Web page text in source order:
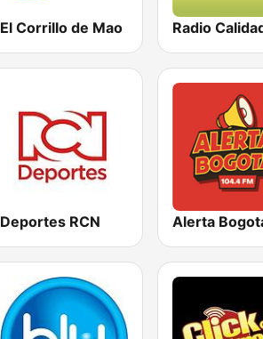
El Corrillo de Mao
Deportes RCN